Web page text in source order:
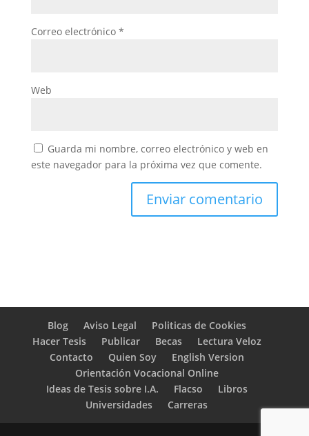
Correo electrónico *
Web
Guarda mi nombre, correo electrónico y web en
este navegador para la próxima vez que comente.
Blog Aviso Legal
Politicas de Cookies
Hacer Tesis
Publicar Becas
Lectura Veloz
Contacto
Quien Soy
English Version
Orientación Vocacional Online
Ideas de Tesis sobre I.A.
Flacso
Libros
Universidades
Carreras